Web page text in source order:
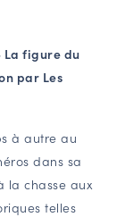
»
Grand Est
La figure du
par Les
à autre au
dans sa
la chasse aux
telles